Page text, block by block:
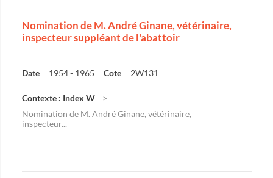
Nomination de M. André Ginane, vétérinaire,
inspecteur suppléant de l'abattoir
Date 1954 - 1965 Cote 2W131
Contexte : Index W
Nomination de M. André Ginane, vétérinaire,
inspecteur...